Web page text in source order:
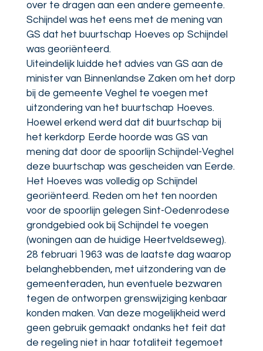
over te dragen aan een andere gemeente.
Schijndel was het eens met de mening van
GS dat het buurtschap Hoeves op Schijndel
was georiënteerd.
Uiteindelijk luidde het advies van GS aan de
minister van Binnenlandse Zaken om het dorp
bij de gemeente Veghel te voegen met
uitzondering van het buurtschap Hoeves.
Hoewel erkend werd dat dit buurtschap bij
het kerkdorp Eerde hoorde was GS van
mening dat door de spoorlijn Schijndel-Veghel
deze buurtschap was gescheiden van Eerde.
Het Hoeves was volledig op Schijndel
georiënteerd. Reden om het ten noorden
voor de spoorlijn gelegen Sint-Oedenrodese
grondgebied ook bij Schijndel te voegen
(woningen aan de huidige Heertveldseweg).
28 februari 1963 was de laatste dag waarop
belanghebbenden, met uitzondering van de
gemeenteraden, hun eventuele bezwaren
tegen de ontworpen grenswijziging kenbaar
konden maken. Van deze mogelijkheid werd
geen gebruik gemaakt ondanks het feit dat
de regeling niet in haar totaliteit tegemoet